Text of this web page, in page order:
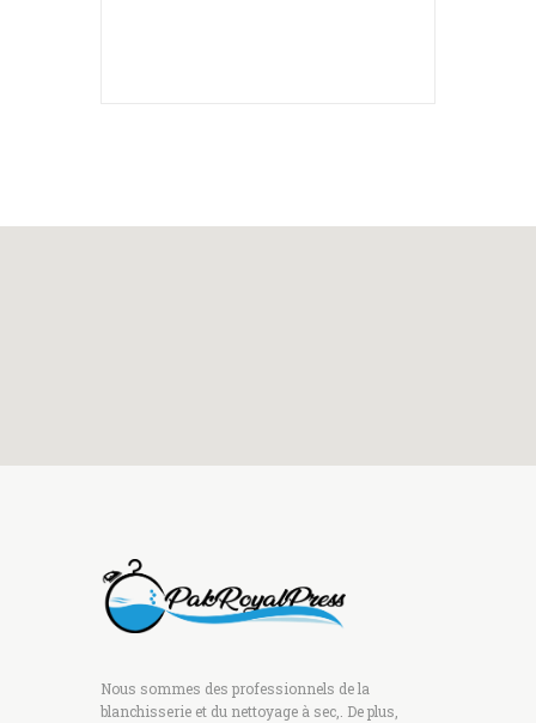
Nous sommes des professionnels de la
blanchisserie et du nettoyage à sec,. De plus,